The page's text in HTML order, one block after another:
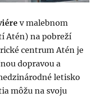
v malebnom
Atén) na pobreží
centrum Atén je
dopravou a
letisko
môžu na svoju